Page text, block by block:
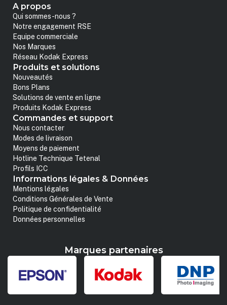
A propos
Qui sommes-nous ?
Notre engagement RSE
Equipe commerciale
Nos Marques
Réseau Kodak Express
Produits et solutions
Nouveautés
Bons Plans
Solutions de vente en ligne
Produits Kodak Express
Commandes et support
Nous contacter
Modes de livraison
Moyens de paiement
Hotline Technique Tetenal
Profils ICC
Informations légales & Données
Mentions légales
Conditions Générales de Vente
Politique de confidentialité
Données personnelles
Marques partenaires